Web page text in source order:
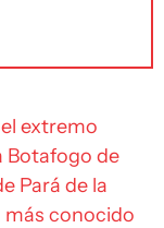
el extremo
Botafogo de
Pará de la
más conocido